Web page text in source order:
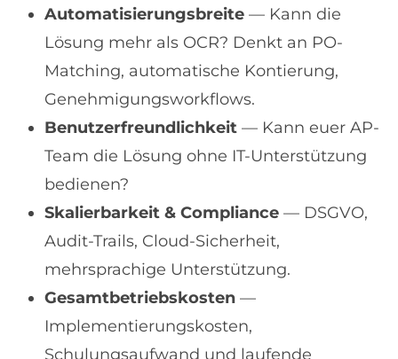
Automatisierungsbreite — Kann die
Lösung mehr als OCR? Denkt an PO-
Matching, automatische Kontierung,
Genehmigungsworkflows.
Benutzerfreundlichkeit — Kann euer AP-
Team die Lösung ohne IT-Unterstützung
bedienen?
Skalierbarkeit & Compliance — DSGVO,
Audit-Trails, Cloud-Sicherheit,
mehrsprachige Unterstützung.
Gesamtbetriebskosten —
Implementierungskosten,
Schulungsaufwand und laufende